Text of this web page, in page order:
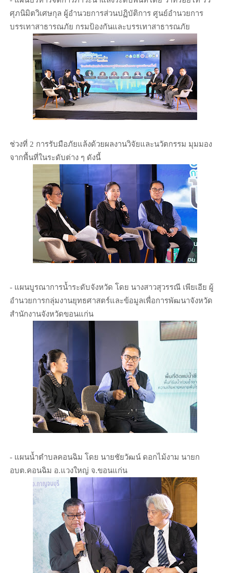
ศุภนิมิตวิเศษกุล ผู้อำนวยการส่วนปฏิบัติการ ศูนย์อำนวยการ
บรรเทาสาธารณภัย กรมป้องกันและบรรเทาสาธารณภัย
ช่วงที่ 2 การรับมือภัยแล้งด้วยผลงานวิจัยและนวัตกรรม มุมมอง
จากพื้นที่ในระดับต่าง ๆ ดังนี้
- แผนบูรณาการน้ำระดับจังหวัด โดย นางสาวสุวรรณี เพียเอีย ผู้
อำนวยการกลุ่มงานยุทธศาสตร์และข้อมูลเพื่อการพัฒนาจังหวัด
สำนักงานจังหวัดขอนแก่น
- แผนน้ำตำบลคอนฉิม โดย นายชัยวัฒน์ ดอกไม้งาม นายก
อบต.คอนฉิม อ.แวงใหญ่ จ.ขอนแก่น